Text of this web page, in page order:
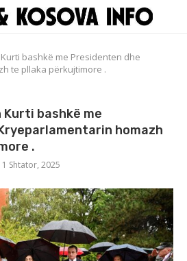
bashkë me Presidenten dhe
te pllaka përkujtimore .
bashkë me
homazh
.
Shtator, 2025